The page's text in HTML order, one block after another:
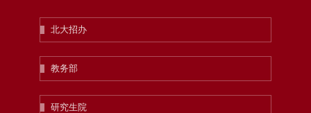
北大招办
教务部
研究生院